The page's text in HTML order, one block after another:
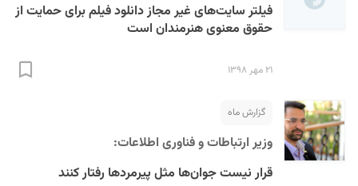
فیلتر سایت‌های غیر مجاز دانلود فیلم برای حمایت از
حقوق معنوی هنرمندان است
۲۱ مهر ۱۳۹۸
گزارش ماه
وزیر ارتباطات و فناوری اطلاعات:
قرار نیست جوان‌ها مثل پیرمردها رفتار کنند